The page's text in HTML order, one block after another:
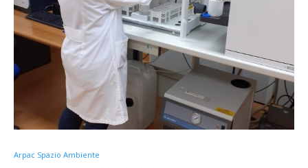
Arpac Spazio Ambiente